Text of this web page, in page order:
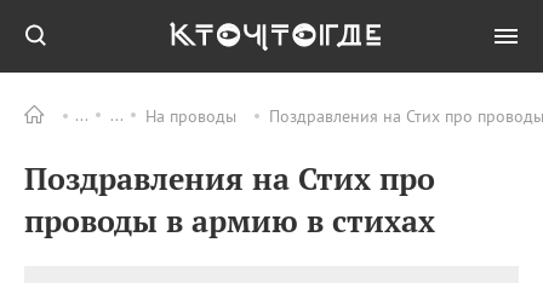
На проводы Поздравления на Стих про
Поздравления на Стих про
проводы в армию в стихах
ПРАЗДНИКИ Все
09.08
День памяти
великомученика и
целителя Пантелеимона